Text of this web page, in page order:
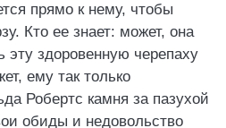
прямо к нему, чтобы
Кто ее знает: может, она
эту здоровенную черепаху
ему так только
Робертс камня за пазухой
обиды и недовольство